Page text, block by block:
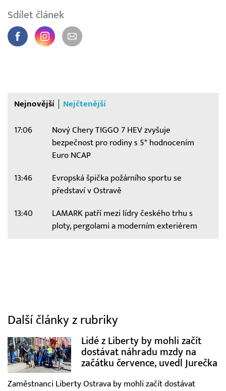
Sdílet článek
Nejnovější Nejčtenější
17:06
Nový Chery TIGGO 7 HEV zvyšuje
bezpečnost pro rodiny s 5* hodnocením
Euro NCAP
13:46
Evropská špička požárního sportu se
představí v Ostravě
13:40
LAMARK patří mezi lídry českého trhu s
ploty, pergolami a moderním exteriérem
Další články z rubriky
Lidé z Liberty by mohli začít
dostávat náhradu mzdy na
začátku července, uvedl Jurečka
Zaměstnanci Liberty Ostrava by mohli začít dostávat